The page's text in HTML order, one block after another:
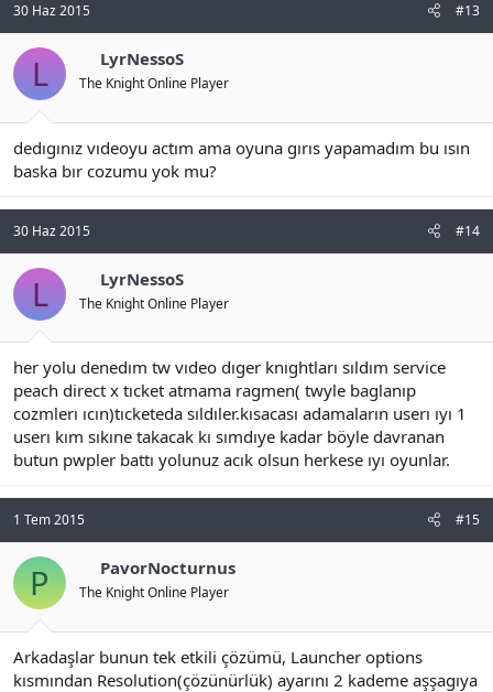
30 Haz 2015 #13
L LyrNessoS
The Knight Online Player
dedıgınız vıdeoyu actım ama oyuna gırıs yapamadım bu ısın
baska bır cozumu yok mu?
30 Haz 2015 #14
L LyrNessoS
The Knight Online Player
her yolu denedım tw vıdeo dıger knıghtları sıldım service
peach direct x tıcket atmama ragmen( twyle baglanıp
cozmlerı ıcın)tıcketeda sıldıler.kısacası adamaların userı ıyı 1
userı kım sıkıne takacak kı sımdıye kadar böyle davranan
butun pwpler battı yolunuz acık olsun herkese ıyı oyunlar.
1 Tem 2015 #15
P PavorNocturnus
The Knight Online Player
Arkadaşlar bunun tek etkili çözümü, Launcher options
kısmından Resolution(çözünürlük) ayarını 2 kademe aşşagıya